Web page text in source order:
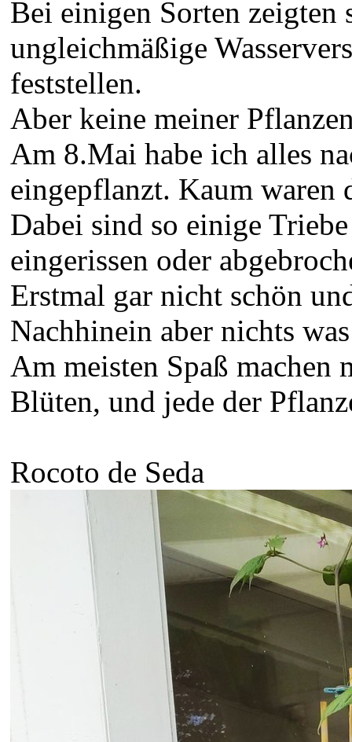
Bei einigen Sorten zeigten
ungleichmäßige
feststellen.
Aber keine meiner
Am 8.Mai habe ich alles
eingepflanzt. Kaum waren
Dabei sind so einige
eingerissen oder
Erstmal gar nicht schön
Nachhinein aber nichts
Am meisten Spaß
Blüten, und jede der
Rocoto de Seda